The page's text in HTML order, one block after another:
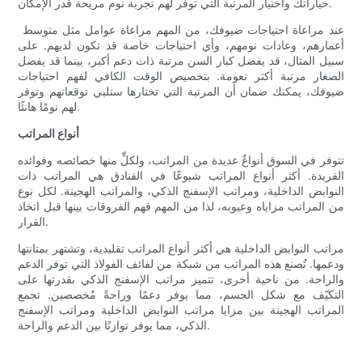
خياراتك واختيار المرتبة التي توفر لهم تجربة نوم مريحة قدر الإمكان.
عند مراعاة احتياجات ضيوفك، من المهم مراعاة عوامل مثل متوسط ​​
أعمارهم، وعادات نومهم، وأي احتياجات خاصة قد تكون لديهم. على
سبيل المثال، قد يفضل كبار السن مرتبة ذات دعم أكبر، بينما قد يفضل
الصغار مرتبة أكثر نعومة. بتخصيص الوقت الكافي لفهم احتياجات
ضيوفك، يمكنك ضمان أن المرتبة التي تختارها ستلبي توقعاتهم وتوفر
لهم نومًا هانئًا.
أنواع المراتب
تتوفر في السوق أنواعٌ عديدة من المراتب، ولكلٍّ منها خصائصه وفوائده
الفريدة. أكثر أنواع المراتب شيوعًا في الفنادق هي المراتب ذات
النوابض الداخلية، ومراتب الإسفنج الذكي، والمراتب الهجينة. لكل نوع
من المراتب مزاياه وعيوبه، لذا من المهم فهم الفروقات بينها قبل اتخاذ
القرار.
مراتب النوابض الداخلية هي أكثر أنواع المراتب تقليدية، وتشتهر بمتانتها
ودعمها. تُصنع هذه المراتب من شبكة من لفائف الفولاذ التي توفر الدعم
والراحة. من ناحية أخرى، تتميز مراتب الإسفنج الذكي بقدرتها على
التكيّف مع شكل الجسم، مما يوفر دعمًا وراحةً مُخصصين. تجمع
المراتب الهجينة بين مزايا مراتب النوابض الداخلية ومراتب الإسفنج
الذكي، مما يوفر توازنًا بين الدعم والراحة.